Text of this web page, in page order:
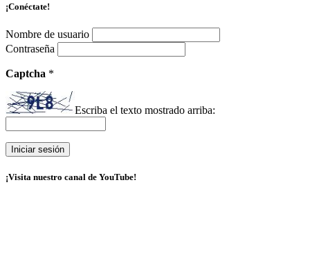
¡Conéctate!
Nombre de usuario
Contraseña
Captcha *
Escriba el texto mostrado arriba:
¡Visita nuestro canal de YouTube!